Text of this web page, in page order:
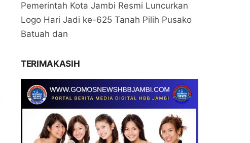
Pemerintah Kota Jambi Resmi Luncurkan
Logo Hari Jadi ke-625 Tanah Pilih Pusako
Batuah dan
TERIMAKASIH